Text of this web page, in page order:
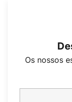
Os nossos